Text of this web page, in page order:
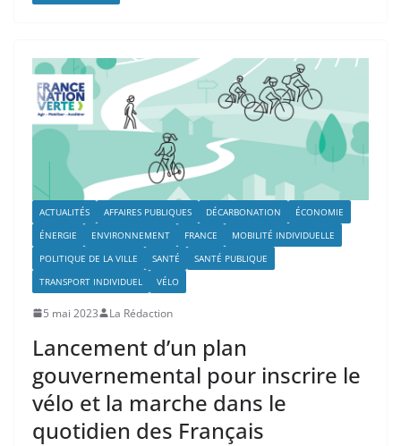
ACTUALITÉS AFFAIRES PUBLIQUES DÉCARBONATION
ÉCONOMIE
ÉNERGIE
ENVIRONNEMENT FRANCE
MOBILITÉ INDIVIDUELLE
POLITIQUE DE LA VILLE
SANTÉ
SANTÉ PUBLIQUE
TRANSPORT INDIVIDUEL
VÉLO
5 mai 2023 La Rédaction
Lancement d’un plan
gouvernemental pour inscrire le
vélo et la marche dans le
quotidien des Français